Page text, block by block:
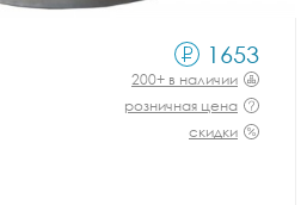
1653
200+ в наличии
розничная цена
скидки